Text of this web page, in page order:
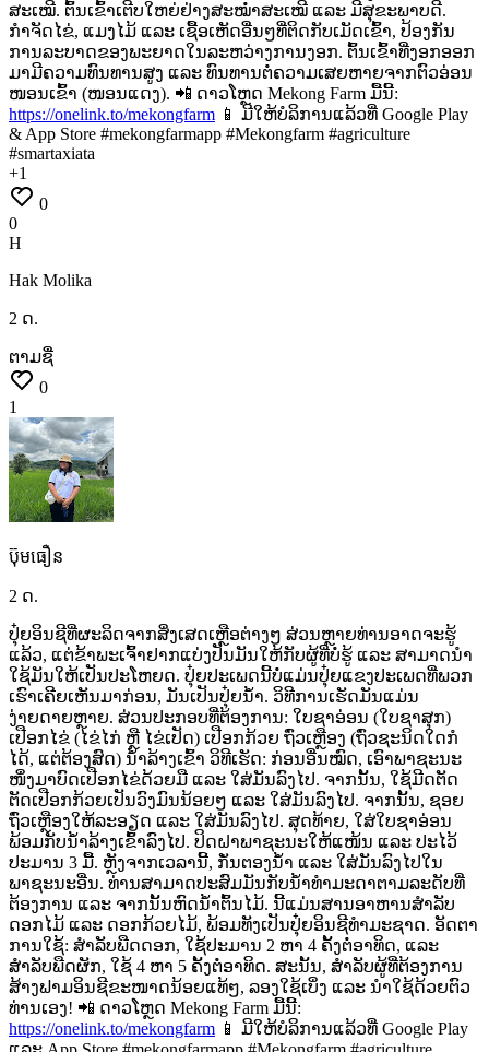
ສະເໝີ. ຕົ້ນເຂົ້າເຕີບໃຫຍ່ຢ່າງສະໝໍ່າສະເໝີ ແລະ ມີສຸຂະພາບດີ.
ກຳຈັດໄຂ່, ແມງໄມ້ ແລະ ເຊື້ອເຫັດອື່ນໆທີ່ຕິດກັບເມັດເຂົ້າ, ປ້ອງກັນ
ການລະບາດຂອງພະຍາດໃນລະຫວ່າງການງອກ. ຕົ້ນເຂົ້າທີ່ງອກອອກ
ມາມີຄວາມທົນທານສູງ ແລະ ທົນທານຕໍ່ຄວາມເສຍຫາຍຈາກຕົວອ່ອນ
ໜອນເຂົ້າ (ໜອນແດງ). 📲 ດາວໂຫຼດ Mekong Farm ມື້ນີ້:
https://onelink.to/mekongfarm 📱 ມີໃຫ້ບໍລິການແລ້ວທີ່ Google Play
& App Store #mekongfarmapp #Mekongfarm #agriculture
#smartaxiata
+1
0
0
H
Hak Molika
2 ດ.
ຕາມຊື່
0
1
ប៊ុមធឿន
2 ດ.
ປຸ໋ຍອິນຊີທີ່ຜະລິດຈາກສິ່ງເສດເຫຼືອຕ່າງໆ ສ່ວນຫຼາຍທ່ານອາດຈະຮູ້
ແລ້ວ, ແຕ່ຂ້າພະເຈົ້າຢາກແບ່ງປັນມັນໃຫ້ກັບຜູ້ທີ່ບໍ່ຮູ້ ແລະ ສາມາດນຳ
ໃຊ້ມັນໃຫ້ເປັນປະໂຫຍດ. ປຸ໋ຍປະເພດນີ້ບໍ່ແມ່ນປຸ໋ຍແຂງປະເພດທີ່ພວກ
ເຮົາເຄີຍເຫັນມາກ່ອນ, ມັນເປັນປຸ໋ຍນ້ຳ. ວິທີການເຮັດມັນແມ່ນ
ງ່າຍດາຍຫຼາຍ. ສ່ວນປະກອບທີ່ຕ້ອງການ: ໃບຊາອ່ອນ (ໃບຊາສຸກ)
ເປືອກໄຂ່ (ໄຂ່ໄກ່ ຫຼື ໄຂ່ເປັດ) ເປືອກກ້ວຍ ຖົ່ວເຫຼືອງ (ຖົ່ວຊະນິດໃດກໍ
ໄດ້, ແຕ່ຕ້ອງສົດ) ນ້ຳລ້າງເຂົ້າ ວິທີເຮັດ: ກ່ອນອື່ນໝົດ, ເອົາພາຊະນະ
ໜຶ່ງມາບົດເປືອກໄຂ່ດ້ວຍມື ແລະ ໃສ່ມັນລົງໄປ. ຈາກນັ້ນ, ໃຊ້ມີດຕັດ
ຕັດເປືອກກ້ວຍເປັນວົງມົນນ້ອຍໆ ແລະ ໃສ່ມັນລົງໄປ. ຈາກນັ້ນ, ຊອຍ
ຖົ່ວເຫຼືອງໃຫ້ລະອຽດ ແລະ ໃສ່ມັນລົງໄປ. ສຸດທ້າຍ, ໃສ່ໃບຊາອ່ອນ
ພ້ອມກັບນ້ຳລ້າງເຂົ້າລົງໄປ. ປິດຝາພາຊະນະໃຫ້ແໜ້ນ ແລະ ປະໄວ້
ປະມານ 3 ມື້. ຫຼັງຈາກເວລານີ້, ກັ່ນຕອງນ້ຳ ແລະ ໃສ່ມັນລົງໄປໃນ
ພາຊະນະອື່ນ. ທ່ານສາມາດປະສົມມັນກັບນ້ຳທຳມະດາຕາມລະດັບທີ່
ຕ້ອງການ ແລະ ຈາກນັ້ນຫົດນ້ຳຕົ້ນໄມ້. ນີ້ແມ່ນສານອາຫານສຳລັບ
ດອກໄມ້ ແລະ ດອກກ້ວຍໄມ້, ພ້ອມທັງເປັນປຸ໋ຍອິນຊີທຳມະຊາດ. ອັດຕາ
ການໃຊ້: ສຳລັບພືດດອກ, ໃຊ້ປະມານ 2 ຫາ 4 ຄັ້ງຕໍ່ອາທິດ, ແລະ
ສຳລັບພືດຜັກ, ໃຊ້ 4 ຫາ 5 ຄັ້ງຕໍ່ອາທິດ. ສະນັ້ນ, ສຳລັບຜູ້ທີ່ຕ້ອງການ
ສ້າງຟາມອິນຊີຂະໜາດນ້ອຍແທ້ໆ, ລອງໃຊ້ເບິ່ງ ແລະ ນຳໃຊ້ດ້ວຍຕົວ
ທ່ານເອງ! 📲 ດາວໂຫຼດ Mekong Farm ມື້ນີ້:
https://onelink.to/mekongfarm 📱 ມີໃຫ້ບໍລິການແລ້ວທີ່ Google Play